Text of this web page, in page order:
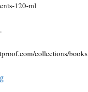
120-ml
collections/books